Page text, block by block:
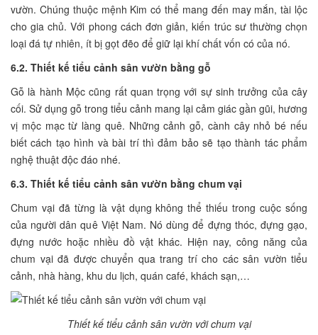
vườn. Chúng thuộc mệnh Kim có thể mang đến may mắn, tài lộc
cho gia chủ. Với phong cách đơn giản, kiến trúc sư thường chọn
loại đá tự nhiên, ít bị gọt đẽo để giữ lại khí chất vốn có của nó.
6.2. Thiết kế tiểu cảnh sân vườn bằng gỗ
Gỗ là hành Mộc cũng rất quan trọng với sự sinh trưởng của cây
cối. Sử dụng gỗ trong tiểu cảnh mang lại cảm giác gần gũi, hương
vị mộc mạc từ làng quê. Những cảnh gỗ, cành cây nhỏ bé nếu
biết cách tạo hình và bài trí thì đảm bảo sẽ tạo thành tác phẩm
nghệ thuật độc đáo nhé.
6.3. Thiết kế tiểu cảnh sân vườn bằng chum vại
Chum vại đã từng là vật dụng không thể thiếu trong cuộc sống
của người dân quê Việt Nam. Nó dùng để đựng thóc, đựng gạo,
đựng nước hoặc nhiều đồ vật khác. Hiện nay, công năng của
chum vại đã được chuyển qua trang trí cho các sân vườn tiểu
cảnh, nhà hàng, khu du lịch, quán café, khách sạn,…
Thiết kế tiểu cảnh sân vườn với chum vại